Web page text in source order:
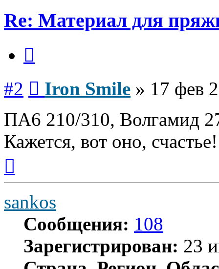
Re: Материал для
#2 Iron Smile » 17 фев
ПА6 210/310, Волгамид
Кажется, вот оно,
началу
sankos
Сообщения: 108
Зарегистрирован: 23